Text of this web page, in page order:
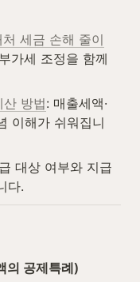
세금 손해 줄이
가세 조정을 함께
방법: 매출세액·
이해가 쉬워집니
대상 여부와 지급
다.
의 공제특례)